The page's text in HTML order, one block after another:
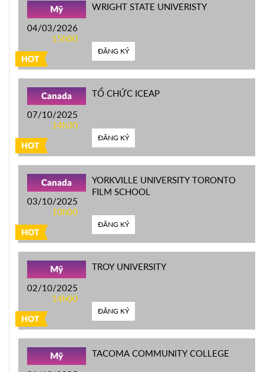
HOT
Mỹ
04/03/2026
15h00
WRIGHT STATE UNIVERISTY
ĐĂNG KÝ
HOT
Canada
07/10/2025
14h30
TỔ CHỨC ICEAP
ĐĂNG KÝ
HOT
Canada
03/10/2025
10h00
YORKVILLE UNIVERSITY TORONTO
FILM SCHOOL
ĐĂNG KÝ
HOT
Mỹ
02/10/2025
14h00
TROY UNIVERSITY
ĐĂNG KÝ
Mỹ TACOMA COMMUNITY COLLEGE